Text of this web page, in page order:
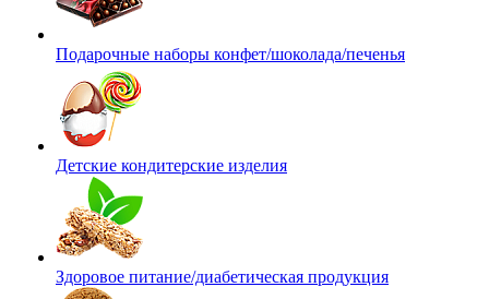
Подарочные наборы конфет/шоколада/печенья
Детские кондитерские изделия
Здоровое питание/диабетическая продукция